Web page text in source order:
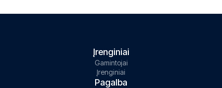
Įrenginiai
Gamintojai
Įrenginiai
Pagalba